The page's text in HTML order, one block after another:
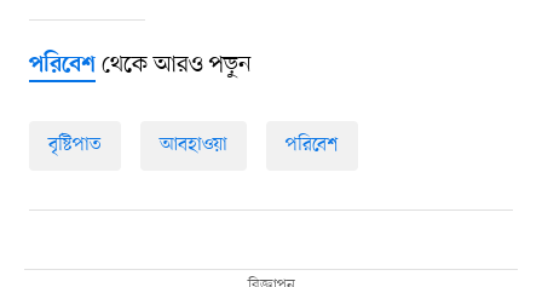
পরিবেশথেকে আরও পড়ুন
বৃষ্টিপাত আবহাওয়া পরিবেশ